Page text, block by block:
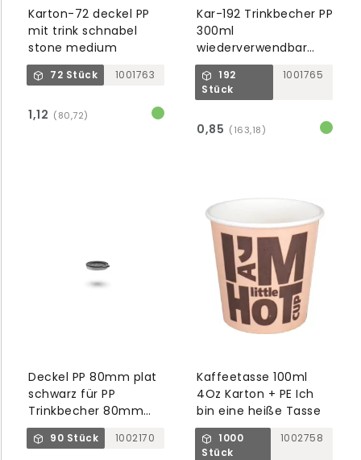
Karton-72 deckel PP
mit trink schnabel
stone medium
72 Stück 1001763
1,12 (80,72)
Kar-192 Trinkbecher PP
300ml
wiederverwendbar
Stone Dark
192
Stück
1001765
0,85 (163,18)
Deckel PP 80mm plat
schwarz für PP
Trinkbecher 80mm
wiederverwendbar
90 Stück 1002170
Kaffeetasse 100ml
4Oz Karton + PE Ich
bin eine heiße Tasse
1000
Stück
1002758